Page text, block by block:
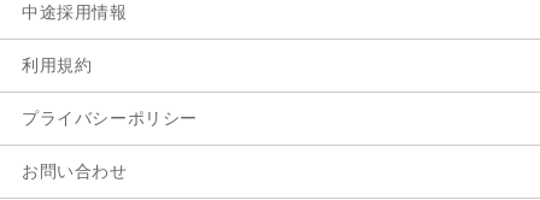
中途採用情報
利用規約
プライバシーポリシー
お問い合わせ